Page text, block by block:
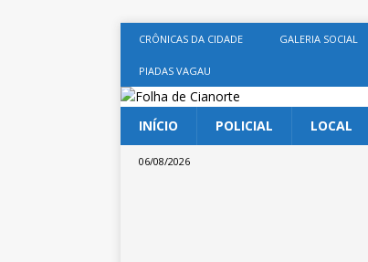
CRÔNICAS DA CIDADE GALERIA SOCIAL
PIADAS VAGAU
INÍCIO POLICIAL LOCAL
06/08/2026